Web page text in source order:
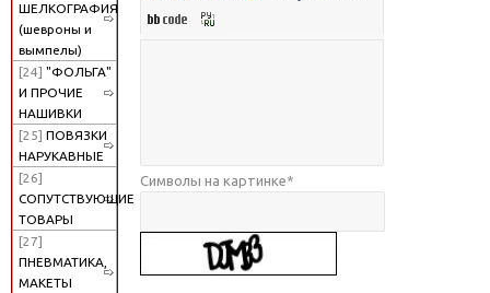
ШЕЛКОГРАФИЯ
(шевроны и
вымпелы)
[24] "ФОЛЬГА"
И ПРОЧИЕ
НАШИВКИ
[25] ПОВЯЗКИ
НАРУКАВНЫЕ
[26]
СОПУТСТВУЮЩИЕ
ТОВАРЫ
[27]
ПНЕВМАТИКА,
МАКЕТЫ
Символы на картинке*